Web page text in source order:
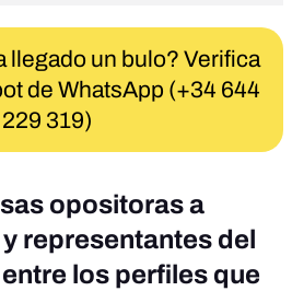
llegado un bulo? Verifica
de WhatsApp (+34 644
229 319)
opositoras a
representantes del
los perfiles que